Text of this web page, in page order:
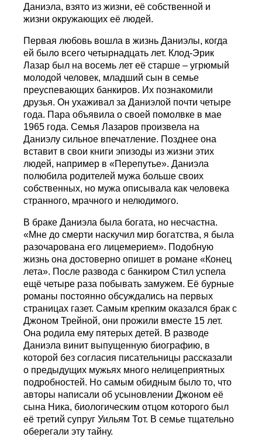
Даниэла, взято из жизни, её собственной и
жизни окружающих её людей.
Первая любовь вошла в жизнь Даниэлы, когда
ей было всего четырнадцать лет. Клод-Эрик
Лазар был на восемь лет её старше – угрюмый
молодой человек, младший сын в семье
преуспевающих банкиров. Их познакомили
друзья. Он ухаживал за Даниэлой почти четыре
года. Пара объявила о своей помолвке в мае
1965 года. Семья Лазаров произвела на
Даниэлу сильное впечатление. Позднее она
вставит в свои книги эпизоды из жизни этих
людей, например в «Перепутье». Даниэла
полюбила родителей мужа больше своих
собственных, но мужа описывала как человека
странного, мрачного и нелюдимого.
В браке Даниэла была богата, но несчастна.
«Мне до смерти наскучил мир богатства, я была
разочарована его лицемерием». Подобную
жизнь она достоверно опишет в романе «Конец
лета». После развода с банкиром Стил успела
ещё четыре раза побывать замужем. Её бурные
романы постоянно обсуждались на первых
страницах газет. Самым крепким оказался брак с
Джоном Трейной, они прожили вместе 15 лет.
Она родила ему пятерых детей. В разводе
Даниэла винит выпущенную биографию, в
которой без согласия писательницы рассказали
о предыдущих мужьях много нелицеприятных
подробностей. Но самым обидным было то, что
авторы написали об усыновлении Джоном её
сына Ника, биологическим отцом которого был
её третий супруг Уильям Тот. В семье тщательно
оберегали эту тайну.